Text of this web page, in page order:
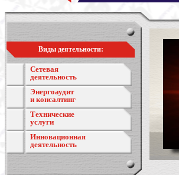
Виды деятельности:
Сетевая
деятельность
Энергоаудит
и консалтинг
Технические
услуги
Инновационная
деятельность